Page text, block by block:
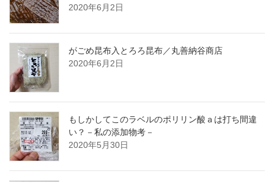
2020年6月2日
がごめ昆布入とろろ昆布／丸善納谷商店
2020年6月2日
もしかしてこのラベルのポリリン酸ａは打ち間違
い？－私の添加物考－
2020年5月30日